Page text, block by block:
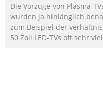
Die Vorzüge von Plasma-
wurden ja hinlänglich
zum Beispiel der
50 Zoll LED-TVs oft sehr